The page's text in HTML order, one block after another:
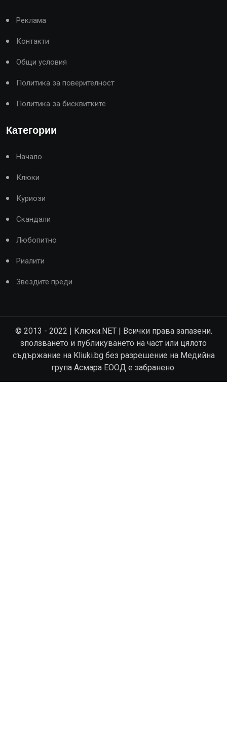
Реклама
Контакти
Общи условия
Политика за поверителност
Политика за бисквитките
Категории
Начало
Клюки
Куриози
Скандали
Любопитно
Риалити
Звездите преди
© 2013 - 2022 | Клюки.NET | Всички права запазени.
зползването и публикуването на част или цялото
съдържание на Kliuki.bg без разрешение на Медийна
група Асмара ЕООД е забранено.